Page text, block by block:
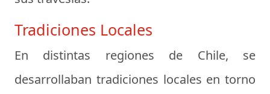
Tradiciones Locales
En distintas regiones de Chile, se
desarrollaban tradiciones locales en torno